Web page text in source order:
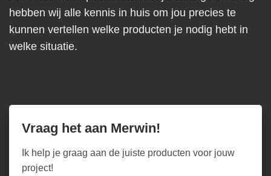
hebben wij alle kennis in huis om jou precies te
kunnen vertellen welke producten je nodig hebt in
welke situatie.
Vraag het aan Merwin!
Ik help je graag aan de juiste producten voor jouw
project!